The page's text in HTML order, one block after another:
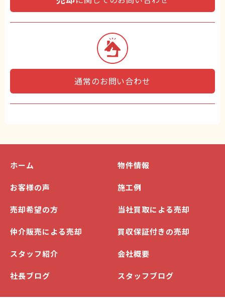
通常のお問い合わせ
ホーム 物件情報
お客様の声 施工例
売却希望の方 当社買取による売却
仲介販売による売却 買収保証付きの売却
スタッフ紹介 会社概要
社長ブログ スタッフブログ